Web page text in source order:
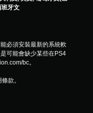
班牙文
必須安裝最新的系統軟
可能會缺少某些在PS4
bc。
款。